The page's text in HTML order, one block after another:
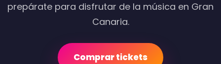
prepárate para disfrutar de la música en Gran
Canaria.
Comprar tickets